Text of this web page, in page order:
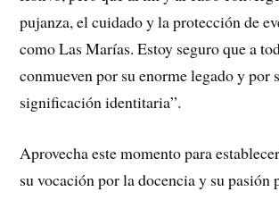
pujanza, el cuidado y la protección de
como Las Marías. Estoy seguro que a
conmueven por su enorme legado y por
significación identitaria”.
Aprovecha este momento para
su vocación por la docencia y su pasión